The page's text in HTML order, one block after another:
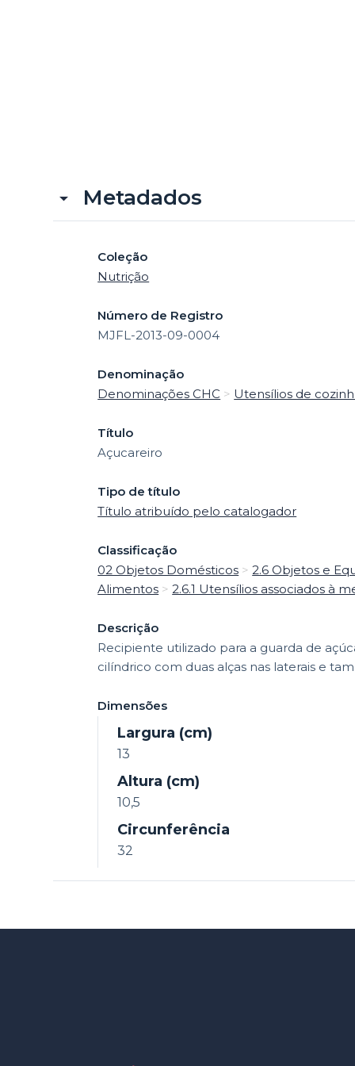
Metadados
Coleção
Nutrição
Número de Registro
MJFL-2013-09-0004
Denominação
Denominações CHC > Utensílios de
Título
Açucareiro
Tipo de título
Título atribuído pelo catalogador
Classificação
02 Objetos Domésticos >2.6 Objetos e
Alimentos >2.6.1 Utensílios associados à
Descrição
Recipiente utilizado para a guarda de
cilíndrico com duas alças nas laterais e
Dimensões
Largura (cm)
13
Altura (cm)
10,5
Circunferência
32